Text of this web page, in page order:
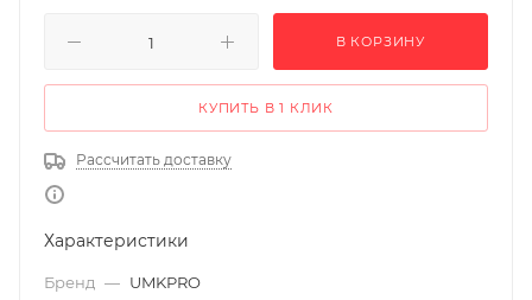
В КОРЗИНУ
КУПИТЬ В 1 КЛИК
Рассчитать доставку
Характеристики
Бренд — UMKPRO